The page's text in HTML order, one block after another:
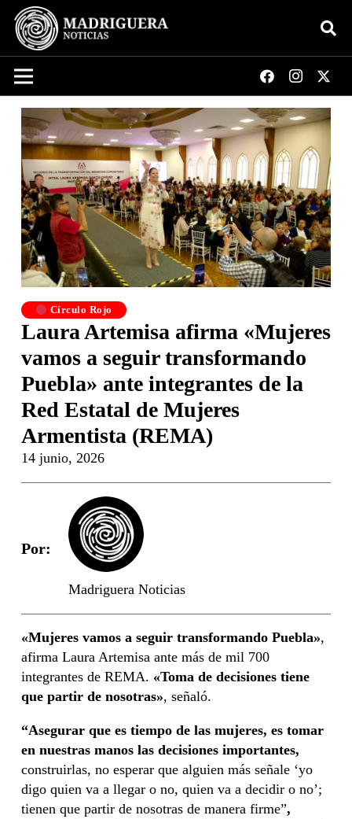
Círculo Rojo
Laura Artemisa afirma «Mujeres
vamos a seguir transformando
Puebla» ante integrantes de la
Red Estatal de Mujeres
Armentista (REMA)
14 junio, 2026
Por:
Madriguera Noticias
«Mujeres vamos a seguir transformando Puebla»,
afirma Laura Artemisa ante más de mil 700
integrantes de REMA. «Toma de decisiones tiene
que partir de nosotras», señaló.
“Asegurar que es tiempo de las mujeres, es tomar
en nuestras manos las decisiones importantes,
construirlas, no esperar que alguien más señale ‘yo
digo quien va a llegar o no, quien va a decidir o no’;
tienen que partir de nosotras de manera firme”,